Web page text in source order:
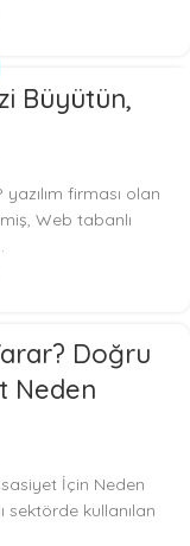
Büyütün,
firması olan
Web tabanlı
Doğru
Neden
İçin Neden
sektörde kullanılan